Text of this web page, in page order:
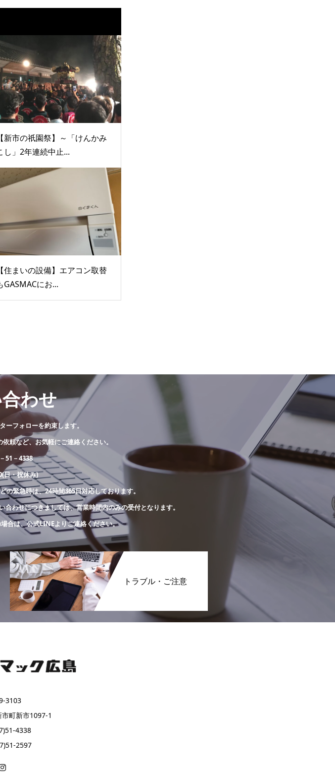
【新市の祇園祭】～「けんかみ
し」2年連続中止...
【住まいの設備】エアコン取替
GASMACにお...
わせ
ーフォローを約束します。
頼など、お気軽にご連絡ください。
51－4338
日・祝休み)
緊急時は、24時間365日対応しております。
わせにつきましては、営業時間内のみの受付となります。
合は、公式LINEよりご連絡ください。
トラブル・ご注意
3103
町新市1097-1
4338
2597